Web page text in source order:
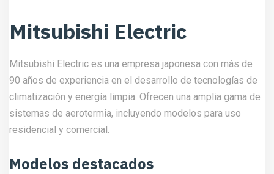
Mitsubishi Electric
Mitsubishi Electric es una empresa japonesa con más de
90 años de experiencia en el desarrollo de tecnologías de
climatización y energía limpia. Ofrecen una amplia gama de
sistemas de aerotermia, incluyendo modelos para uso
residencial y comercial.
Modelos destacados